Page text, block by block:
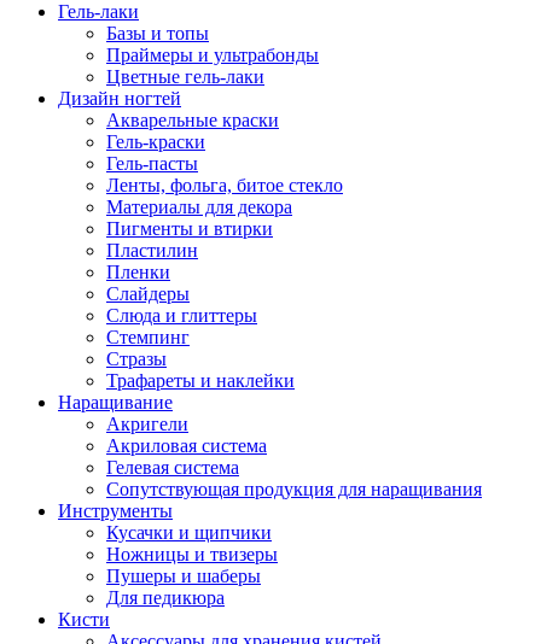
Гель-лаки
Базы и топы
Праймеры и ультрабонды
Цветные гель-лаки
Дизайн ногтей
Акварельные краски
Гель-краски
Гель-пасты
Ленты, фольга, битое стекло
Материалы для декора
Пигменты и втирки
Пластилин
Пленки
Слайдеры
Слюда и глиттеры
Стемпинг
Стразы
Трафареты и наклейки
Наращивание
Акригели
Акриловая система
Гелевая система
Сопутствующая продукция для наращивания
Инструменты
Кусачки и щипчики
Ножницы и твизеры
Пушеры и шаберы
Для педикюра
Кисти